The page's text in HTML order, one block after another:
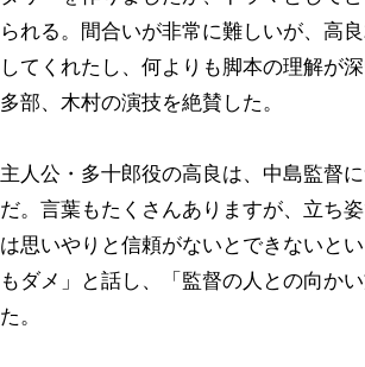
られる。間合いが非常に難しいが、高
してくれたし、何よりも脚本の理解が
多部、木村の演技を絶賛した。
主人公・多十郎役の高良は、中島監督
だ。言葉もたくさんありますが、立ち
は思いやりと信頼がないとできないと
もダメ」と話し、「監督の人との向か
た。